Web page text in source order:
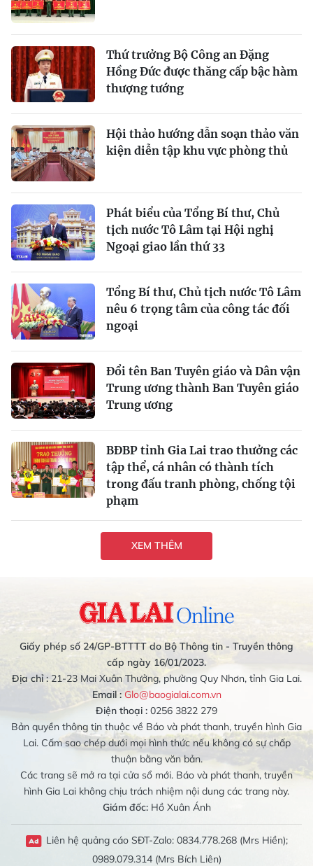
Thứ trưởng Bộ Công an Đặng
Hồng Đức được thăng cấp bậc hàm
thượng tướng
Hội thảo hướng dẫn soạn thảo văn
kiện diễn tập khu vực phòng thủ
Phát biểu của Tổng Bí thư, Chủ
tịch nước Tô Lâm tại Hội nghị
Ngoại giao lần thứ 33
Tổng Bí thư, Chủ tịch nước Tô Lâm
nêu 6 trọng tâm của công tác đối
ngoại
Đổi tên Ban Tuyên giáo và Dân vận
Trung ương thành Ban Tuyên giáo
Trung ương
BĐBP tỉnh Gia Lai trao thưởng các
tập thể, cá nhân có thành tích
trong đấu tranh phòng, chống tội
phạm
XEM THÊM
Giấy phép số 24/GP-BTTTT do Bộ Thông tin - Truyền thông
cấp ngày 16/01/2023.
Địa chỉ :21-23 Mai Xuân Thưởng, phường Quy Nhơn, tỉnh Gia Lai.
Email : Glo@baogialai.com.vn
Điện thoại : 0256 3822 279
Bản quyền thông tin thuộc về Báo và phát thanh, truyền hình Gia
Lai. Cấm sao chép dưới mọi hình thức nếu không có sự chấp
thuận bằng văn bản.
Các trang sẽ mở ra tại cửa sổ mới. Báo và phát thanh, truyền
hình Gia Lai không chịu trách nhiệm nội dung các trang này.
Giám đốc:Hồ Xuân Ánh
Liên hệ quảng cáo SĐT-Zalo: 0834.778.268 (Mrs Hiền);
0989.079.314 (Mrs Bích Liên)